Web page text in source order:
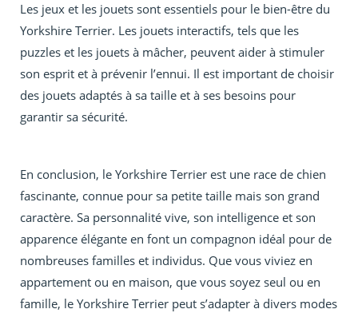
Les jeux et les jouets sont essentiels pour le bien-être du
Yorkshire Terrier. Les jouets interactifs, tels que les
puzzles et les jouets à mâcher, peuvent aider à stimuler
son esprit et à prévenir l’ennui. Il est important de choisir
des jouets adaptés à sa taille et à ses besoins pour
garantir sa sécurité.
En conclusion, le Yorkshire Terrier est une race de chien
fascinante, connue pour sa petite taille mais son grand
caractère. Sa personnalité vive, son intelligence et son
apparence élégante en font un compagnon idéal pour de
nombreuses familles et individus. Que vous viviez en
appartement ou en maison, que vous soyez seul ou en
famille, le Yorkshire Terrier peut s’adapter à divers modes